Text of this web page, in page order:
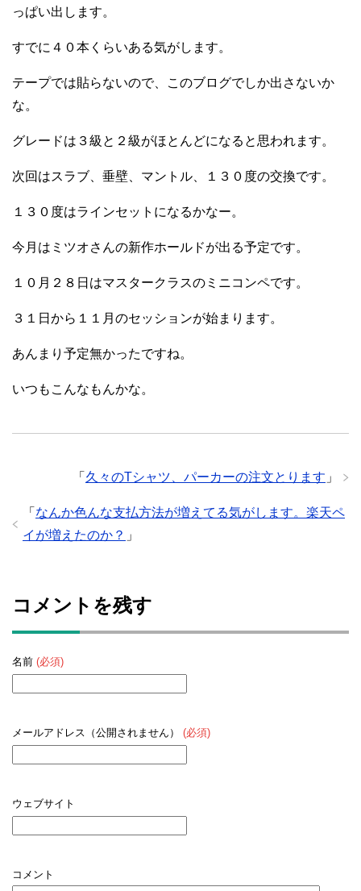
っぱい出します。
すでに４０本くらいある気がします。
テープでは貼らないので、このブログでしか出さないか
な。
グレードは３級と２級がほとんどになると思われます。
次回はスラブ、垂壁、マントル、１３０度の交換です。
１３０度はラインセットになるかなー。
今月はミツオさんの新作ホールドが出る予定です。
１０月２８日はマスタークラスのミニコンペです。
３１日から１１月のセッションが始まります。
あんまり予定無かったですね。
いつもこんなもんかな。
「 久々のTシャツ、パーカーの注文とります 」
「 なんか色んな支払方法が増えてる気がします。楽天ペ
イが増えたのか？ 」
コメントを残す
名前 (必須)
メールアドレス（公開されません） (必須)
ウェブサイト
コメント